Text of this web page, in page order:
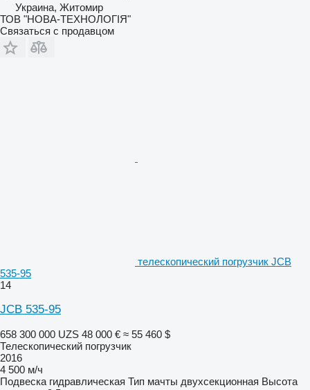
Украина, Житомир
ТОВ "НОВА-ТЕХНОЛОГІЯ"
Связаться с продавцом
телескопический погрузчик JCB
535-95
14
JCB 535-95
658 300 000 UZS 48 000 € ≈ 55 460 $
Телескопический погрузчик
2016
4 500 м/ч
Подвеска гидравлическая Тип мачты двухсекционная Высота